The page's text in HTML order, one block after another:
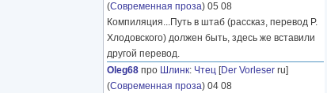
(Современная проза) 05 08
Компиляция...Путь в штаб (рассказ, перевод Р.
Хлодовского) должен быть, здесь же вставили
другой перевод.
Oleg68 про Шлинк: Чтец [Der Vorleser ru]
(Современная проза) 04 08